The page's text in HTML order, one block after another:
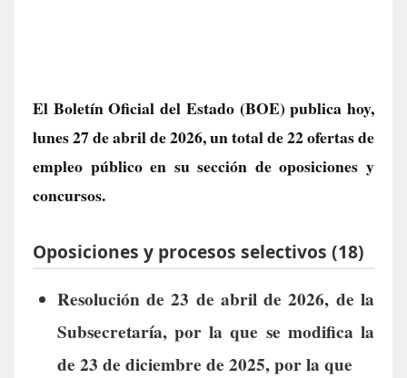
El Boletín Oficial del Estado (BOE) publica hoy,
lunes 27 de abril de 2026, un total de22 ofertas de
empleo públicoen su sección de oposiciones y
concursos.
Oposiciones y procesos selectivos (18)
Resolución de 23 de abril de 2026, de la
Subsecretaría, por la que se modifica la
de 23 de diciembre de 2025, por la que